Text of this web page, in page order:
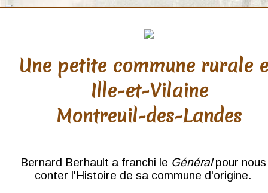
du Bois de Boulogne au
Montmartre
Sacré-Cœur
Une petite commune rurale
Ille-et-Vilaine
Montreuil-des-Landes
Bernard Berhault a franchi le Généralpour nous
conter l'Histoire de sa commune d'origine.